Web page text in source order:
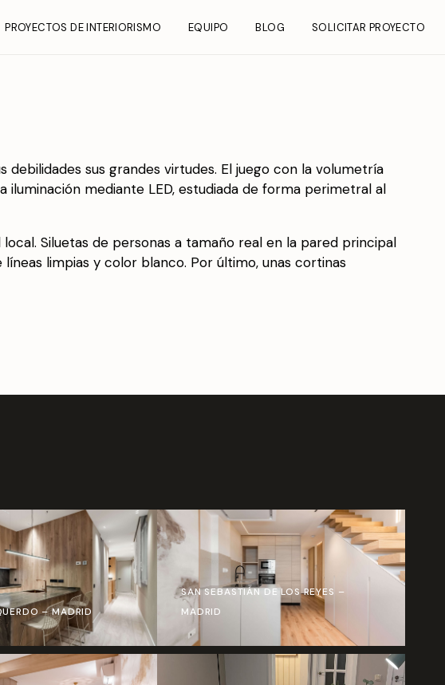
PROYECTOS DE INTERIORISMO EQUIPO BLOG SOLICITAR PROYECTO
sus grandes virtudes. El juego con la volumetría
iluminación mediante LED, estudiada de forma perimetral al
Siluetas de personas a tamaño real en la pared principal
limpias y color blanco. Por último, unas cortinas
– MADRID
SAN SEBASTIÁN DE LOS REYES –
MADRID